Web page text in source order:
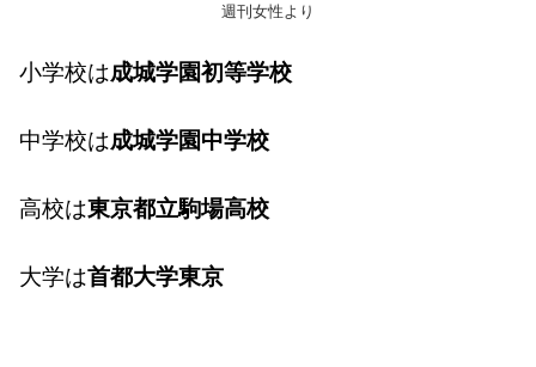
週刊女性より
小学校は成城学園初等学校
中学校は成城学園中学校
高校は東京都立駒場高校
大学は首都大学東京